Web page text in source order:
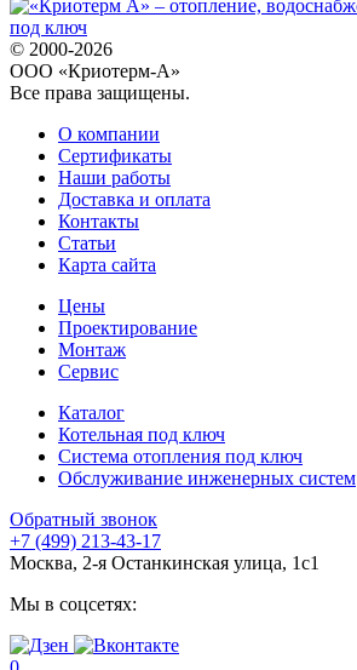
© 2000-2026
ООО «Криотерм-А»
Все права защищены.
О компании
Сертификаты
Наши работы
Доставка и оплата
Контакты
Статьи
Карта сайта
Цены
Проектирование
Монтаж
Сервис
Каталог
Котельная под ключ
Система отопления под ключ
Обслуживание инженерных систем
Обратный звонок
+7 (499) 213-43-17
Москва, 2-я Останкинская улица, 1с1
Мы в соцсетях: